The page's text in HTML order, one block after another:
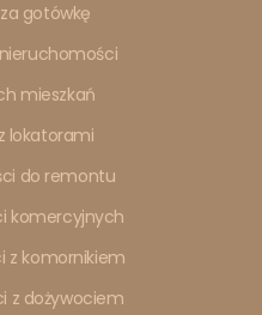
gotówkę
mieszkań
lokatorami
do remontu
komercyjnych
z komornikiem
z dożywociem